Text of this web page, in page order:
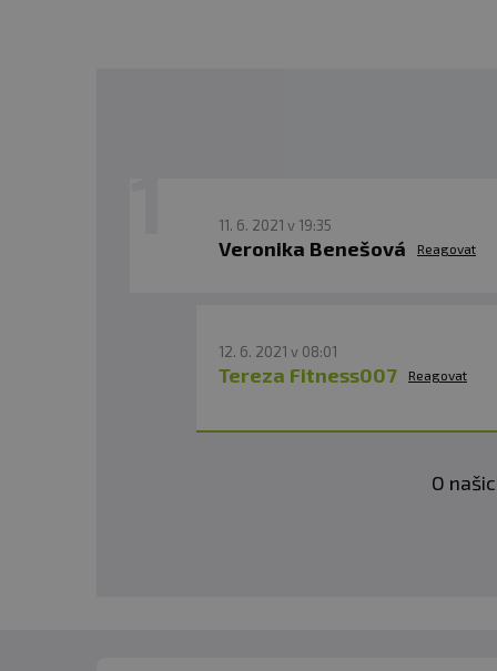
11. 6. 2021 v 19:35
Veronika Benešová Reagovat
12. 6. 2021 v 08:01
Tereza Fitness007 Reagovat
O